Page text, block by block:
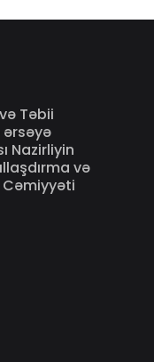
Təbii
Nazirliyin
və
Cəmiyyəti